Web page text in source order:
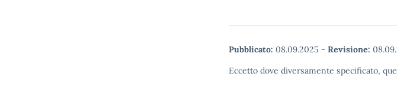
Pubblicato: 08.09.2025 - Revisione:
Eccetto dove diversamente specificato,